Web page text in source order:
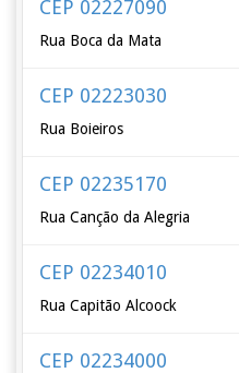
CEP 02227090
Rua Boca da Mata
CEP 02223030
Rua Boieiros
CEP 02235170
Rua Canção da Alegria
CEP 02234010
Rua Capitão Alcoock
CEP 02234000